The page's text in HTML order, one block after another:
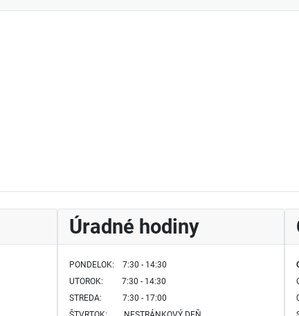
Úradné hodiny
PONDELOK: 7:30 - 14:30
UTOROK: 7:30 - 14:30
STREDA: 7:30 - 17:00